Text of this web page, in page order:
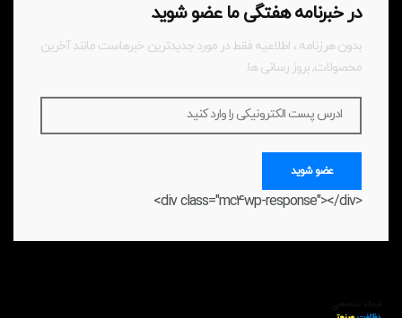
در خبرنامه هفتگی ما عضو شوید
بدون هرزنامه ، اطلاعیه فقط در مورد جدیدترین خبرهاست مانند آخرین
محصولات, بروز رسانی ها.
ادرس پست الکترونیکی را وارد کنید
عضو شوید
<div class="mc4wp-response"></div>